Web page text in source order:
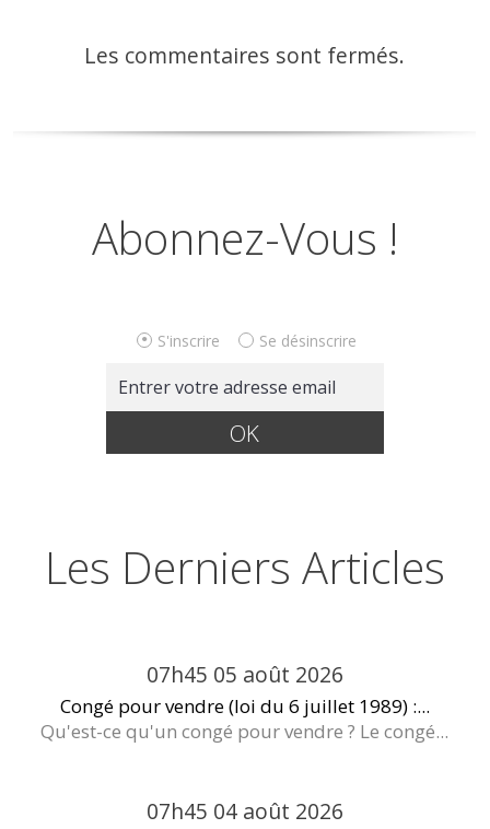
Les commentaires sont fermés.
Abonnez-Vous !
S'inscrire Se désinscrire
Les Derniers Articles
07h45 05 août 2026
Congé pour vendre (loi du 6 juillet 1989) :...
Qu'est-ce qu'un congé pour vendre ? Le congé...
07h45 04 août 2026